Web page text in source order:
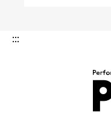
:::